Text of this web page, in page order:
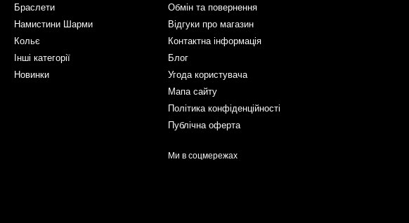
Браслети
Намистини Шарми
Кольє
Інші категорії
Новинки
Обмін та повернення
Відгуки про магазин
Контактна інформація
Блог
Угода користувача
Мапа сайту
Політика конфіденційності
Публічна оферта
Ми в соцмережах